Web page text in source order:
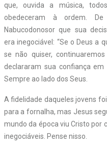
que, ouvida a música,
obedeceram à ordem.
Nabucodonosor que sua
era inegociável: “Se o Deus a
se não quiser,
declararam sua confiança em
Sempre ao lado dos Seus.
A fidelidade daqueles jovens
para a fornalha, mas Jesus
mundo da época viu Cristo por
inegociáveis. Pense nisso.